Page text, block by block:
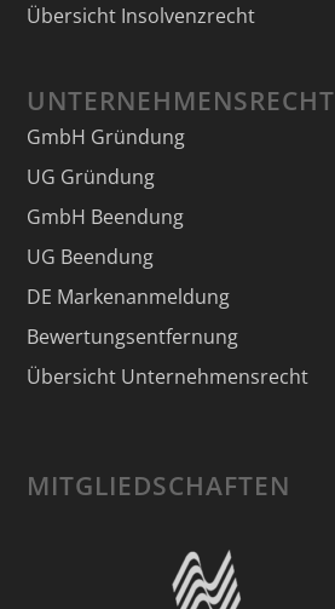
Übersicht Insolvenzrecht
UNTERNEHMENSRECHT
GmbH Gründung
UG Gründung
GmbH Beendung
UG Beendung
DE Markenanmeldung
Bewertungsentfernung
Übersicht Unternehmensrecht
MITGLIEDSCHAFTEN